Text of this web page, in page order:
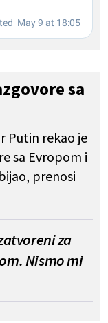
sa
Putin rekao je
sa Evropom i
prenosi
za
Nismo mi